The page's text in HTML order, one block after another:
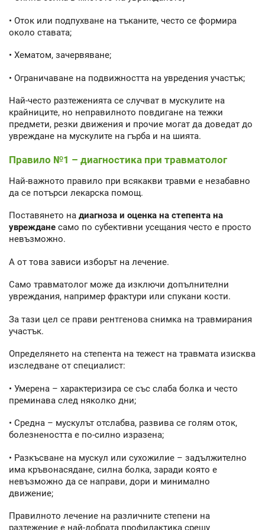
• Оток или подпухване на тъканите, често се формира
около ставата;
• Хематом, зачервяване;
• Ограничаване на подвижността на увредения участък;
Най-често разтеженията се случват в мускулите на
крайниците, но неправилното повдигане на тежки
предмети, резки движения и прочие могат да доведат до
увреждане на мускулите на гърба и на шията.
Правило №1 – диагностика при травматолог
Най-важното правило при всякакви травми е незабавно
да се потърси лекарска помощ.
Поставянето на диагноза и оценка на степента на
увреждане само по субективни усещания често е просто
невъзможно.
А от това зависи изборът на лечение.
Само травматолог може да изключи допълнителни
увреждания, например фрактури или спукани кости.
За тази цел се прави рентгенова снимка на травмирания
участък.
Определянето на степента на тежест на травмата изисква
изследване от специалист:
• Умерена – характеризира се със слаба болка и често
преминава след няколко дни;
• Средна – мускулът отслабва, развива се голям оток,
болезнеността е по-силно изразена;
• Разкъсване на мускул или сухожилие – задължително
има кръвонасядане, силна болка, заради която е
невъзможно да се направи, дори и минимално
движение;
Правилното лечение на различните степени на
разтежение е най-добрата профилактика срещу